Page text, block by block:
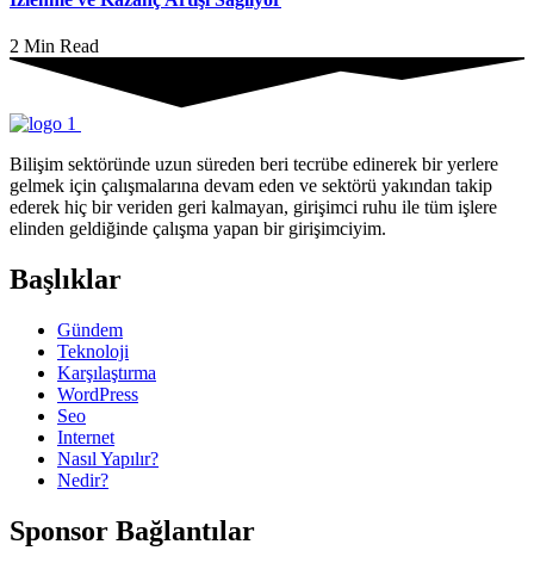
2 Min Read
Bilişim sektöründe uzun süreden beri tecrübe edinerek bir yerlere
gelmek için çalışmalarına devam eden ve sektörü yakından takip
ederek hiç bir veriden geri kalmayan, girişimci ruhu ile tüm işlere
elinden geldiğinde çalışma yapan bir girişimciyim.
Başlıklar
Gündem
Teknoloji
Karşılaştırma
WordPress
Seo
Internet
Nasıl Yapılır?
Nedir?
Sponsor Bağlantılar